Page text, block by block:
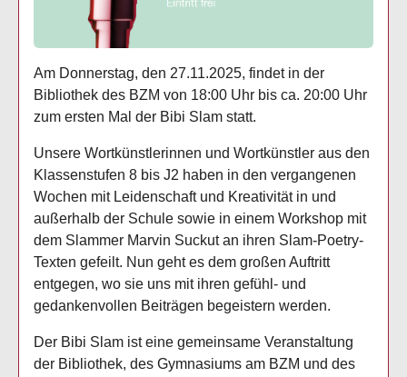
Am Donnerstag, den 27.11.2025, findet in der
Bibliothek des BZM von 18:00 Uhr bis ca. 20:00 Uhr
zum ersten Mal der Bibi Slam statt.
Unsere Wortkünstlerinnen und Wortkünstler aus den
Klassenstufen 8 bis J2 haben in den vergangenen
Wochen mit Leidenschaft und Kreativität in und
außerhalb der Schule sowie in einem Workshop mit
dem Slammer Marvin Suckut an ihren Slam-Poetry-
Texten gefeilt. Nun geht es dem großen Auftritt
entgegen, wo sie uns mit ihren gefühl- und
gedankenvollen Beiträgen begeistern werden.
Der Bibi Slam ist eine gemeinsame Veranstaltung
der Bibliothek, des Gymnasiums am BZM und des